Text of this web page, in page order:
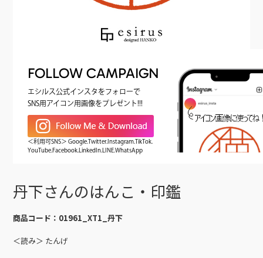
FOLLOW CAMPAIGN
エシルス公式インスタをフォローで
SNS用アイコン用画像をプレゼント!!!
＜利用可SNS＞ Google.Twitter.Instagram.TikTok.
YouTube.Facebook.LinkedIn.LINE.WhatsApp
丹下さんのはんこ・印鑑
商品コード： 01961_XT1_丹下
＜読み＞ たんげ